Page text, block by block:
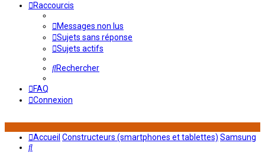
Raccourcis
Messages non lus
Sujets sans réponse
Sujets actifs
Rechercher
FAQ
Connexion
Accueil Constructeurs (smartphones et tablettes) Samsung
Rechercher